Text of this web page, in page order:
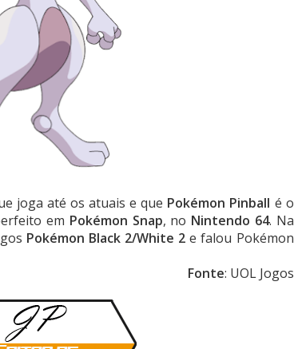
joga até os atuais e que Pokémon Pinball é o
em Pokémon Snap, no Nintendo 64. Na
Pokémon Black 2/White 2 e falou Pokémon
Fonte: UOL Jogos